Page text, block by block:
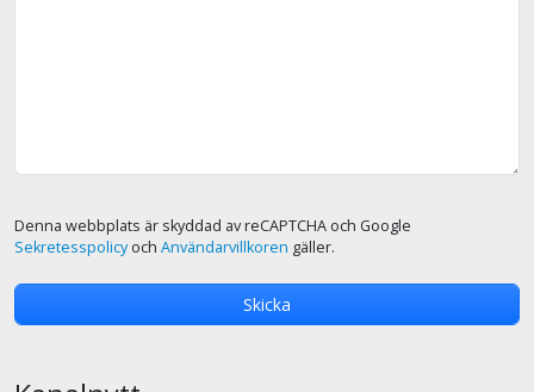
Denna webbplats är skyddad av reCAPTCHA och Google
Sekretesspolicyoch Användarvillkoren gäller.